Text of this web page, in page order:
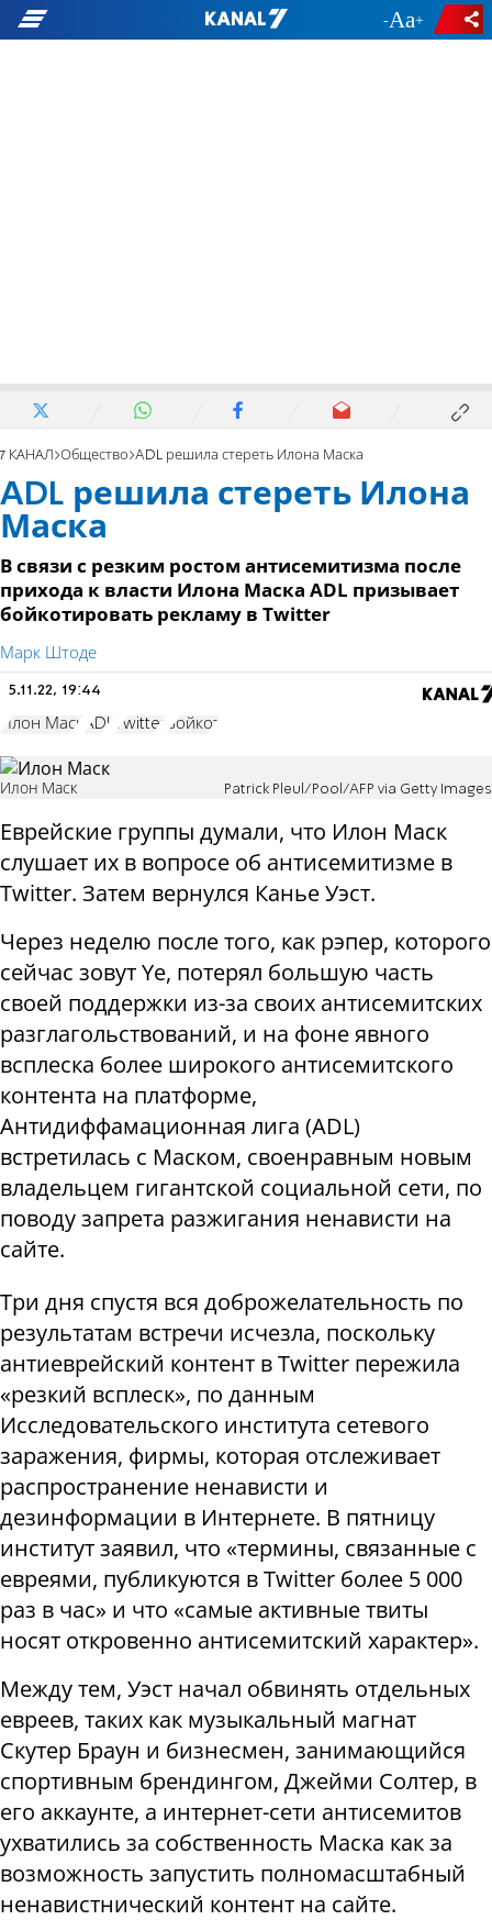
- +
7 КАНАЛ Общество ADL решила стереть Илона Маска
ADL решила стереть Илона
Маска
В связи с резким ростом антисемитизма после
прихода к власти Илона Маска ADL призывает
бойкотировать рекламу в Тwitter
Марк Штоде
5.11.22, 19:44
Илон Маск ADL Тwitter Бойкот
Илон Маск Patrick Pleul/Pool/AFP via Getty Images
Еврейские группы думали, что Илон Маск
слушает их в вопросе об антисемитизме в
Тwitter. Затем вернулся Канье Уэст.
Через неделю после того, как рэпер, которого
сейчас зовут Ye, потерял большую часть
своей поддержки из-за своих антисемитских
разглагольствований, и на фоне явного
всплеска более широкого антисемитского
контента на платформе,
Антидиффамационная лига (ADL)
встретилась с Маском, своенравным новым
владельцем гигантской социальной сети, по
поводу запрета разжигания ненависти на
сайте.
Три дня спустя вся доброжелательность по
результатам встречи исчезла, поскольку
антиеврейский контент в Тwitter пережила
«резкий всплеск», по данным
Исследовательского института сетевого
заражения, фирмы, которая отслеживает
распространение ненависти и
дезинформации в Интернете. В пятницу
институт заявил, что «термины, связанные с
евреями, публикуются в Тwitter более 5 000
раз в час» и что «самые активные твиты
носят откровенно антисемитский характер».
Между тем, Уэст начал обвинять отдельных
евреев, таких как музыкальный магнат
Скутер Браун и бизнесмен, занимающийся
спортивным брендингом, Джейми Солтер, в
его аккаунте, а интернет-сети антисемитов
ухватились за собственность Маска как за
возможность запустить полномасштабный
ненавистнический контент на сайте.